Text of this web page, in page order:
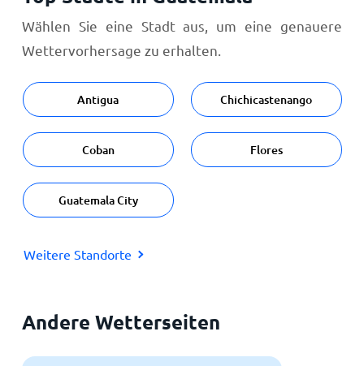
Wählen Sie eine Stadt aus, um eine genauere
Wettervorhersage zu erhalten.
Antigua Chichicastenango
Coban Flores
Guatemala City
Weitere Standorte
Andere Wetterseiten